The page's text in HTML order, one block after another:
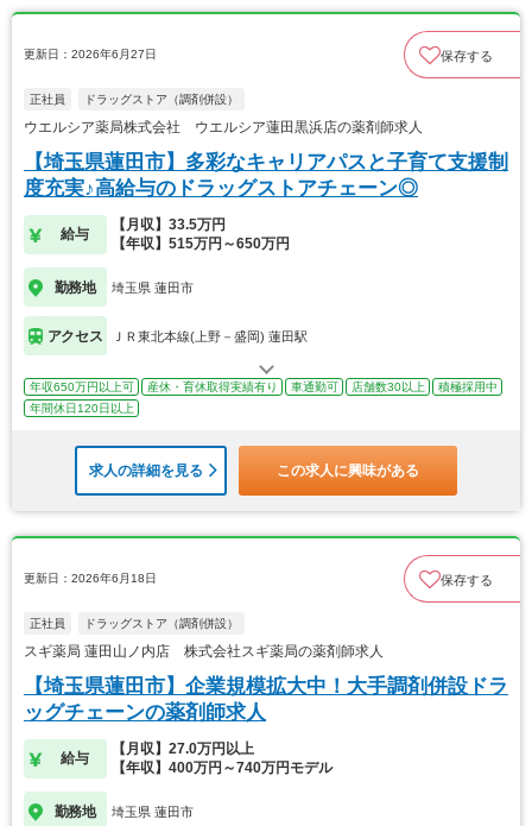
更新日：2026年6月27日 保存する
正社員 ドラッグストア（調剤併設）
ウエルシア薬局株式会社 ウエルシア蓮田黒浜店の薬剤師求人
【埼玉県蓮田市】多彩なキャリアパスと子育て支援制
度充実♪高給与のドラッグストアチェーン◎
給与
【月収】33.5万円
【年収】515万円～650万円
勤務地 埼玉県 蓮田市
アクセス ＪＲ東北本線(上野－盛岡) 蓮田駅
年収650万円以上可 産休・育休取得実績有り 車通勤可 店舗数30以上
積極採用中
年間休日120日以上
求人の詳細を見る この求人に興味がある
更新日：2026年6月18日 保存する
正社員 ドラッグストア（調剤併設）
スギ薬局 蓮田山ノ内店 株式会社スギ薬局の薬剤師求人
【埼玉県蓮田市】企業規模拡大中！大手調剤併設ドラ
ッグチェーンの薬剤師求人
給与
【月収】27.0万円以上
【年収】400万円～740万円モデル
勤務地 埼玉県 蓮田市